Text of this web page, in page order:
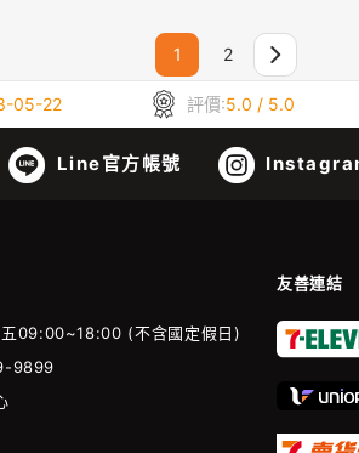
1 2
05-22 評價:5.0 / 5.0
Line官方帳號
友善連結
五09:00~18:00 (不含國定假日)
9899